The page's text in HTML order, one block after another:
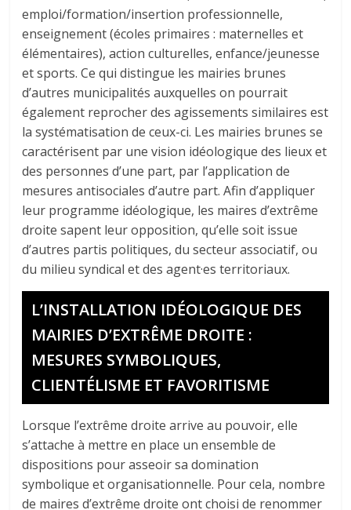
emploi/formation/insertion professionnelle,
enseignement (écoles primaires : maternelles et
élémentaires), action culturelles, enfance/jeunesse
et sports. Ce qui distingue les mairies brunes
d’autres municipalités auxquelles on pourrait
également reprocher des agissements similaires est
la systématisation de ceux-ci. Les mairies brunes se
caractérisent par une vision idéologique des lieux et
des personnes d’une part, par l’application de
mesures antisociales d’autre part. Afin d’appliquer
leur programme idéologique, les maires d’extrême
droite sapent leur opposition, qu’elle soit issue
d’autres partis politiques, du secteur associatif, ou
du milieu syndical et des agent·es territoriaux.
L’INSTALLATION IDÉOLOGIQUE DES
MAIRIES D’EXTRÊME DROITE :
MESURES SYMBOLIQUES,
CLIENTÉLISME ET FAVORITISME
Lorsque l’extrême droite arrive au pouvoir, elle
s’attache à mettre en place un ensemble de
dispositions pour asseoir sa domination
symbolique et organisationnelle. Pour cela, nombre
de maires d’extrême droite ont choisi de renommer